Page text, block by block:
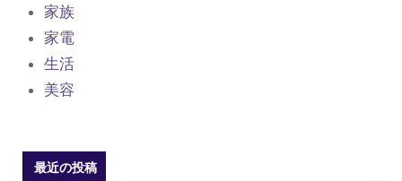
家族
家電
生活
美容
最近の投稿